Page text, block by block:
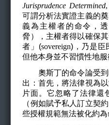
Jurisprudence Determined,
可謂分析法實證主義的
義為主權者的命令，
脅），主權者得以確保
者」(sovereign)，乃是臣
但他本身並不習慣性地服
奧斯丁的命令論受到
出：首先，將法律視為
片面。它忽略了法律還
（例如賦予私人訂立契
些授權規範無法被化約